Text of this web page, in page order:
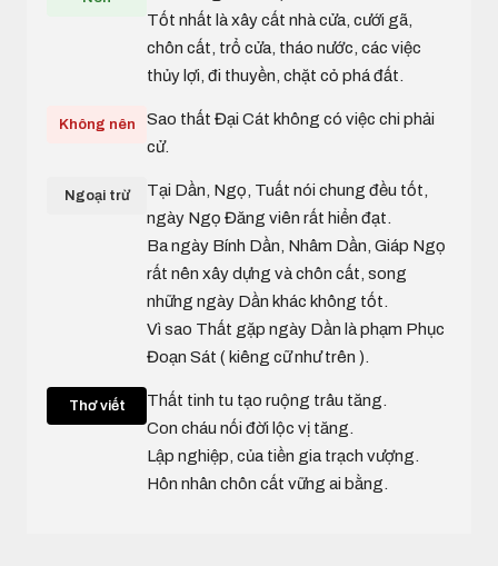
Tốt nhất là xây cất nhà cửa, cưới gã,
chôn cất, trổ cửa, tháo nước, các việc
thủy lợi, đi thuyền, chặt cỏ phá đất.
Không nên
Sao thất Đại Cát không có việc chi phải
cử.
Ngoại trừ
Tại Dần, Ngọ, Tuất nói chung đều tốt,
ngày Ngọ Đăng viên rất hiển đạt.
Ba ngày Bính Dần, Nhâm Dần, Giáp Ngọ
rất nên xây dựng và chôn cất, song
những ngày Dần khác không tốt.
Vì sao Thất gặp ngày Dần là phạm Phục
Đoạn Sát ( kiêng cữ như trên ).
Thơ viết
Thất tinh tu tạo ruộng trâu tăng.
Con cháu nối đời lộc vị tăng.
Lập nghiệp, của tiền gia trạch vượng.
Hôn nhân chôn cất vững ai bằng.